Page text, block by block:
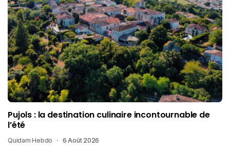
Pujols : la destination culinaire incontournable de
l’été
Quidam Hebdo 6 Août 2026